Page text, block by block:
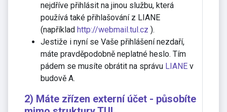
nejdříve přihlásit na jinou službu, která
používá také přihlašování z LIANE
(například http://webmail.tul.cz ).
Jestiže i nyní se Vaše přihlášení nezdaří,
máte pravděpodobně neplatné heslo. Tím
pádem se musíte obrátit na správu LIANE v
budově A.
2) Máte zřízen externí účet - působíte